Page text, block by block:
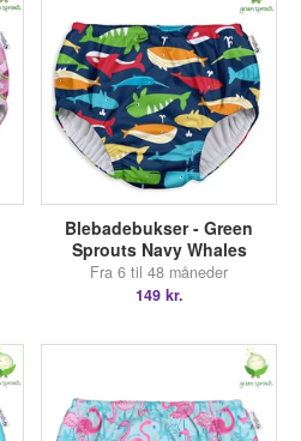
Blebadebukser - Green
Sprouts Navy Whales
Fra 6 til 48 måneder
149 kr.